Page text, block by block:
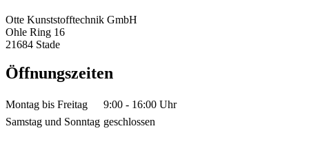
Otte Kunststofftechnik GmbH
Ohle Ring 16
21684 Stade
Öffnungszeiten
Montag bis Freitag
9:00 - 16:00 Uhr
Samstag und Sonntag geschlossen